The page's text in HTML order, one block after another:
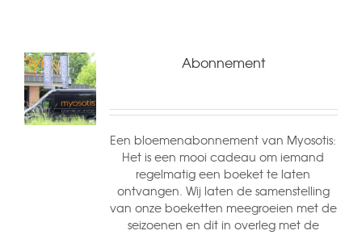
Abonnement
Een bloemenabonnement van Myosotis:
Het is een mooi cadeau om iemand
regelmatig een boeket te laten
ontvangen. Wij laten de samenstelling
van onze boeketten meegroeien met de
seizoenen en dit in overleg met de